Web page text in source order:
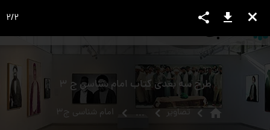
view_headline
طرح سه بعدی کتاب امام شناسی ج 3
home تصاویر ... امام شناسی ج3
close
download
share
2/2